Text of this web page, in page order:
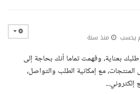
يحسب منذ سنة
بعناية، وفهمت تماما أنك بحاجة إلى
مع إمكانية الطلب والتواصل،